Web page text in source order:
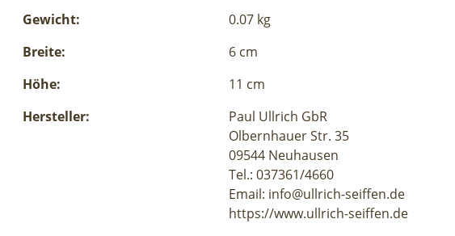
Gewicht:
0.07 kg
Breite:
6 cm
Höhe:
11 cm
Hersteller:
Paul Ullrich GbR
Olbernhauer Str. 35
09544 Neuhausen
Tel.: 037361/4660
Email: info@ullrich-seiffen.de
https://www.ullrich-seiffen.de